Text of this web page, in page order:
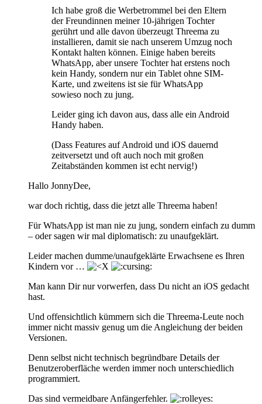
Ich habe groß die Werbetrommel bei den Eltern
der Freundinnen meiner 10-jährigen Tochter
gerührt und alle davon überzeugt Threema zu
installieren, damit sie nach unserem Umzug noch
Kontakt halten können. Einige haben bereits
WhatsApp, aber unsere Tochter hat erstens noch
kein Handy, sondern nur ein Tablet ohne SIM-
Karte, und zweitens ist sie für WhatsApp
sowieso noch zu jung.
Leider ging ich davon aus, dass alle ein Android
Handy haben.
(Dass Features auf Android und iOS dauernd
zeitversetzt und oft auch noch mit großen
Zeitabständen kommen ist echt nervig!)
Hallo JonnyDee,
war doch richtig, dass die jetzt alle Threema haben!
Für WhatsApp ist man nie zu jung, sondern einfach zu dumm
– oder sagen wir mal diplomatisch: zu unaufgeklärt.
Leider machen dumme/unaufgeklärte Erwachsene es Ihren
Kindern vor …
Man kann Dir nur vorwerfen, dass Du nicht an iOS gedacht
hast.
Und offensichtlich kümmern sich die Threema-Leute noch
immer nicht massiv genug um die Angleichung der beiden
Versionen.
Denn selbst nicht technisch begründbare Details der
Benutzeroberfläche werden immer noch unterschiedlich
programmiert.
Das sind vermeidbare Anfängerfehler.